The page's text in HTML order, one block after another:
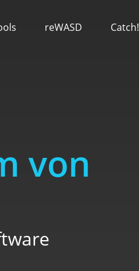
reWASD Catch!
von